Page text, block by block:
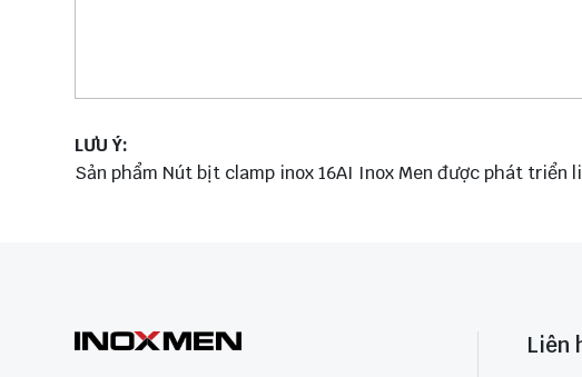
LƯU Ý:
Sản phẩm Nút bịt clamp inox 16AI Inox Men được phát
Liên